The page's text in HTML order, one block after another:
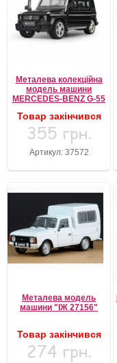
Металева колекційна
модель машини
MERCEDES-BENZ G-55
Товар закінчився
355 грн.
Артикул: 37572
Металева модель
машини "ІЖ 27156"
Товар закінчився
274 грн.